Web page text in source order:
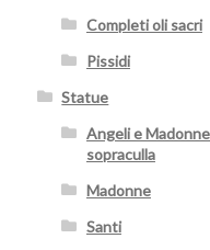
Completi oli sacri
Pissidi
Statue
Angeli e
sopraculla
Madonne
Santi